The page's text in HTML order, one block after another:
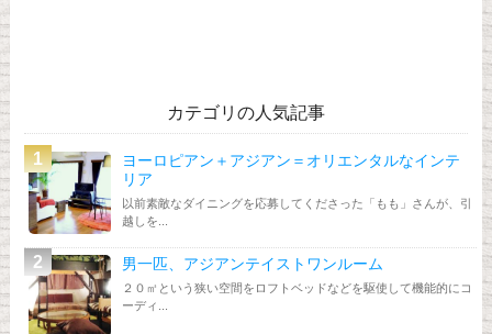
カテゴリの人気記事
ヨーロピアン＋アジアン＝オリエンタルなインテ
リア
以前素敵なダイニングを応募してくださった「もも」さんが、引
越しを...
男一匹、アジアンテイストワンルーム
２０㎡という狭い空間をロフトベッドなどを駆使して機能的にコ
ーディ...